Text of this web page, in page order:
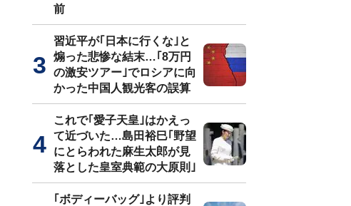
前
習近平が｢日本に行くな｣と
煽った悲惨な結末…｢8万円
の激安ツアー｣でロシアに向
かった中国人観光客の誤算
これで｢愛子天皇｣はかえっ
て近づいた…島田裕巳｢野望
にとらわれた麻生太郎が見
落とした皇室典範の大原則｣
｢ボディーバッグ｣より評判